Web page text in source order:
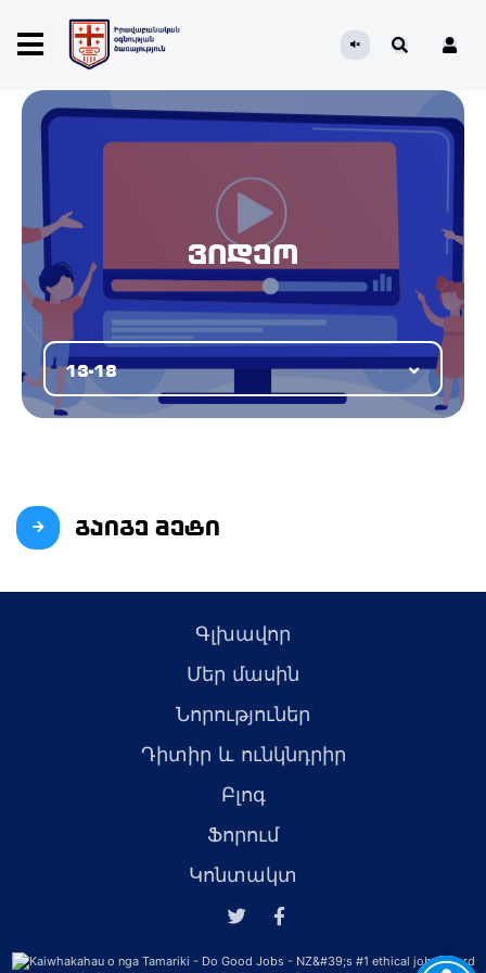
ვიდეო
13-18
გაიგე მეტი
Գլխավոր
Մեր մասին
Նորություներ
Դիտիր և ունկնդրիր
Բլոգ
Ֆորում
Կոնտակտ